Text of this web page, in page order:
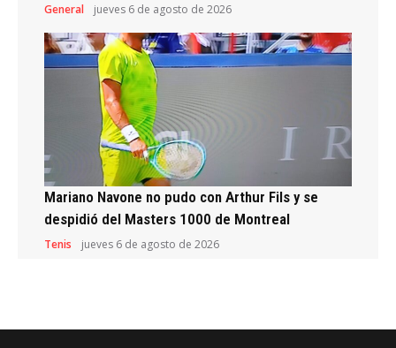
General jueves 6 de agosto de 2026
Mariano Navone no pudo con Arthur Fils y se
despidió del Masters 1000 de Montreal
Tenis jueves 6 de agosto de 2026